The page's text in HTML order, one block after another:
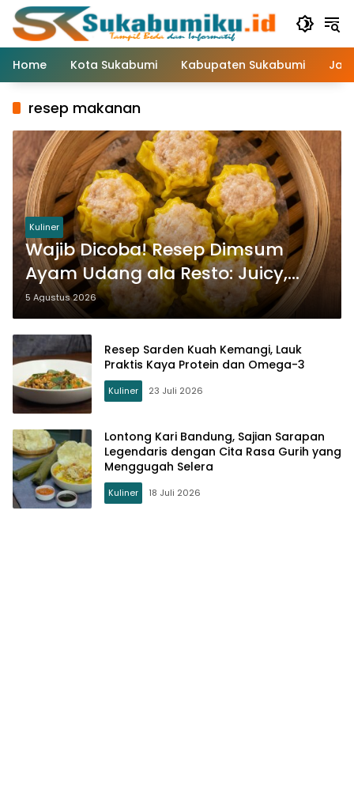
Langsung
konten
Home
Kota Sukabumi Kabupaten Sukabumi
resep makanan
Kuliner
Wajib Dicoba! Resep Dimsum
Ayam Udang ala Resto: Juicy,
Gurih, Lengkap dengan Saus
Pedas
5 Agustus 2026
Resep Sarden Kuah Kemangi, Lauk
Praktis Kaya Protein dan Omega-3
Kuliner 23 Juli 2026
Lontong Kari Bandung, Sajian Sarapan
Legendaris dengan Cita Rasa Gurih yang
Menggugah Selera
Kuliner 18 Juli 2026